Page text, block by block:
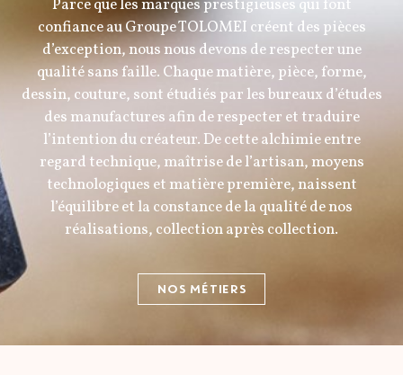
Parce que les marques prestigieuses qui font
confiance au Groupe TOLOMEI créent des pièces
d’exception, nous nous devons de respecter une
qualité sans faille. Chaque matière, pièce, forme,
dessin, couture, sont étudiés par les bureaux d’études
des manufactures afin de respecter et traduire
l’intention du créateur. De cette alchimie entre
regard technique, maîtrise de l’artisan, moyens
technologiques et matière première, naissent
l’équilibre et la constance de la qualité de nos
réalisations, collection après collection.
NOS MÉTIERS